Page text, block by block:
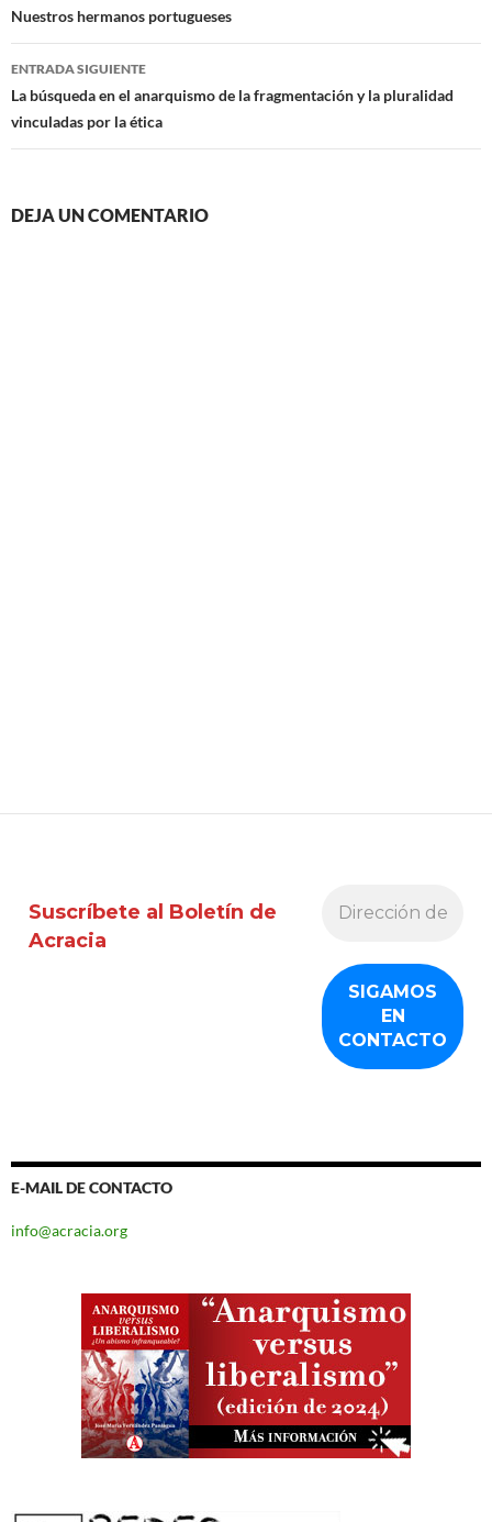
de
entradas
Nuestros hermanos portugueses
ENTRADA SIGUIENTE
La búsqueda en el anarquismo de la fragmentación y la pluralidad
vinculadas por la ética
DEJA UN COMENTARIO
Suscríbete al Boletín de
Acracia
E-MAIL DE CONTACTO
info@acracia.org